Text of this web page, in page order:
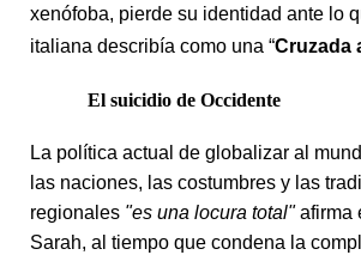
xenófoba, pierde su identidad ante lo
italiana describía como una “Cruzada
El suicidio de Occidente
La política actual de globalizar al
las naciones, las costumbres y las
regionales "es una locura total"afirma
Sarah, al tiempo que condena la